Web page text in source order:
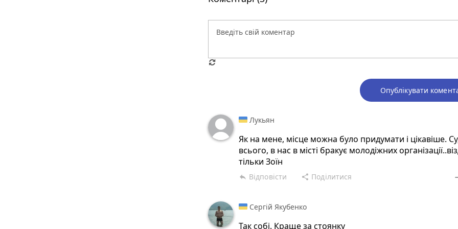
Опублікувати
Лукьян
Як на мене, місце можна було придумати і цікавіше.
всього, в нас в місті бракує молодіжних
тільки Зоїн
reply Відповісти share Поділитися
Сергій Якубенко
Так собі. Краще за стоянку